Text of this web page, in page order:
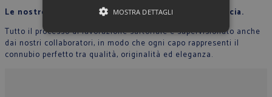
Le nostre sarte cuciono con mani esperte ogni camicia.
Tutto il processo di lavorazione sartoriale è supervisionato anche
dai nostri collaboratori, in modo che ogni capo rappresenti il
connubio perfetto tra qualità, originalità ed eleganza.
MOSTRA DETTAGLI